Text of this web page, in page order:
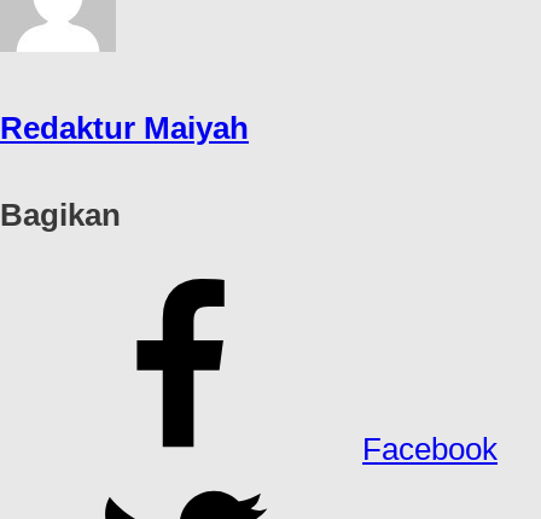
Redaktur Maiyah
Bagikan
Facebook